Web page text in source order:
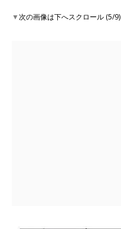
▼次の画像は下へスクロール (5/9)